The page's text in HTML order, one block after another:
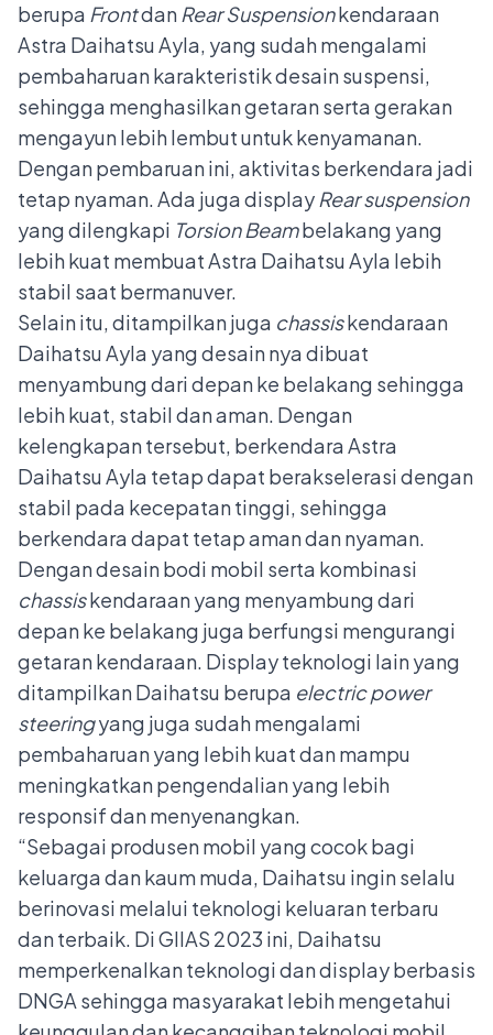
berupa Frontdan Rear Suspensionkendaraan
Astra Daihatsu Ayla, yang sudah mengalami
pembaharuan karakteristik desain suspensi,
sehingga menghasilkan getaran serta gerakan
mengayun lebih lembut untuk kenyamanan.
Dengan pembaruan ini, aktivitas berkendara jadi
tetap nyaman. Ada juga display Rear suspension
yang dilengkapi Torsion Beambelakang yang
lebih kuat membuat Astra Daihatsu Ayla lebih
stabil saat bermanuver.
Selain itu, ditampilkan juga chassiskendaraan
Daihatsu Ayla yang desain nya dibuat
menyambung dari depan ke belakang sehingga
lebih kuat, stabil dan aman. Dengan
kelengkapan tersebut, berkendara Astra
Daihatsu Ayla tetap dapat berakselerasi dengan
stabil pada kecepatan tinggi, sehingga
berkendara dapat tetap aman dan nyaman.
Dengan desain bodi mobil serta kombinasi
chassiskendaraan yang menyambung dari
depan ke belakang juga berfungsi mengurangi
getaran kendaraan. Display teknologi lain yang
ditampilkan Daihatsu berupa electric power
steeringyang juga sudah mengalami
pembaharuan yang lebih kuat dan mampu
meningkatkan pengendalian yang lebih
responsif dan menyenangkan.
“Sebagai produsen mobil yang cocok bagi
keluarga dan kaum muda, Daihatsu ingin selalu
berinovasi melalui teknologi keluaran terbaru
dan terbaik. Di GIIAS 2023 ini, Daihatsu
memperkenalkan teknologi dan display berbasis
DNGA sehingga masyarakat lebih mengetahui